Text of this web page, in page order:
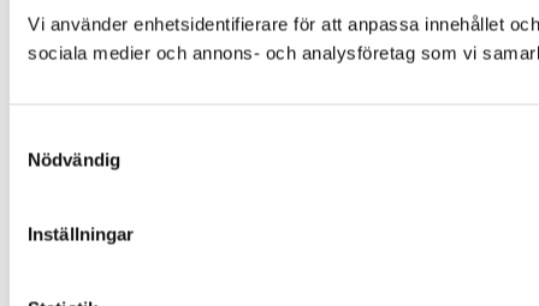
Vi använder enhetsidentifierare för att anpassa innehållet
sociala medier och annons- och analysföretag som vi
Nödvändig
Inställningar